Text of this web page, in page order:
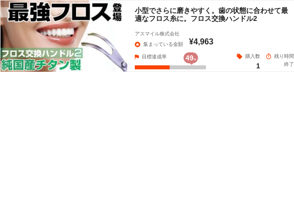
小型でさらに磨きやすく。歯の状態に合わせて最
適なフロス糸に。フロス交換ハンドル2
アスマイル株式会社
集まっている金額
¥4,963
目標達成率 49%
購入数
1
残り時間
終了